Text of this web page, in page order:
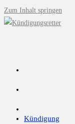
Zum Inhalt springen
Kündigung